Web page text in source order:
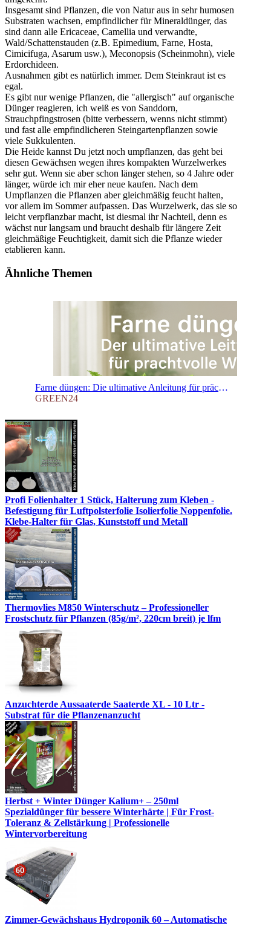
Insgesamt sind Pflanzen, die von Natur aus in sehr humosen
Substraten wachsen, empfindlicher für Mineraldünger, das
sind dann alle Ericaceae, Camellia und verwandte,
Wald/Schattenstauden (z.B. Epimedium, Farne, Hosta,
Cimicifuga, Asarum usw.), Meconopsis (Scheinmohn), viele
Erdorchideen.
Ausnahmen gibt es natürlich immer. Dem Steinkraut ist es
egal.
Es gibt nur wenige Pflanzen, die "allergisch" auf organische
Dünger reagieren, ich weiß es von Sanddorn,
Strauchpfingstrosen (bitte verbessern, wenns nicht stimmt)
und fast alle empfindlicheren Steingartenpflanzen sowie
viele Sukkulenten.
Die Heide kannst Du jetzt noch umpflanzen, das geht bei
diesen Gewächsen wegen ihres kompakten Wurzelwerkes
sehr gut. Wenn sie aber schon länger stehen, so 4 Jahre oder
länger, würde ich mir eher neue kaufen. Nach dem
Umpflanzen die Pflanzen aber gleichmäßig feucht halten,
vor allem im Sommer aufpassen. Das Wurzelwerk, das sie so
leicht verpflanzbar macht, ist diesmal ihr Nachteil, denn es
wächst nur langsam und braucht deshalb für längere Zeit
gleichmäßige Feuchtigkeit, damit sich die Pflanze wieder
etablieren kann.
Ähnliche Themen
Farne düngen: Die ultimative Anleitung für prächtige Wedel
GREEN24
Profi Folienhalter 1 Stück, Halterung zum Kleben -
Befestigung für Luftpolsterfolie Isolierfolie Noppenfolie.
Klebe-Halter für Glas, Kunststoff und Metall
Thermovlies M850 Winterschutz – Professioneller
Frostschutz für Pflanzen (85g/m², 220cm breit) je lfm
Anzuchterde Aussaaterde Saaterde XL - 10 Ltr -
Substrat für die Pflanzenanzucht
Herbst + Winter Dünger Kalium+ – 250ml
Spezialdünger für bessere Winterhärte | Für Frost-
Toleranz & Zellstärkung | Professionelle
Wintervorbereitung
Zimmer-Gewächshaus Hydroponik 60 – Automatische